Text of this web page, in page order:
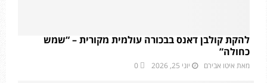
להקת קולבן דאנס בבכורה עולמית מקורית – “שמש
כחולה”
מאת איטו אבירם יוני 25, 2026 0